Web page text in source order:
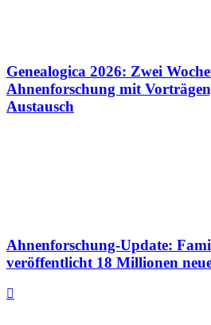
Genealogica 2026: Zwei
Ahnenforschung mit
Austausch
Ahnenforschung-Update:
veröffentlicht 18 Millionen